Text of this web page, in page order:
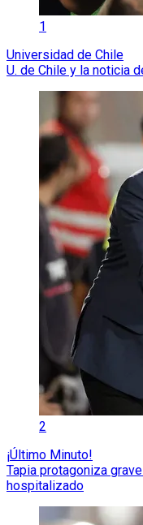
1
Universidad de Chile
U. de Chile y la noticia
2
¡Último Minuto!
Tapia protagoniza
hospitalizado